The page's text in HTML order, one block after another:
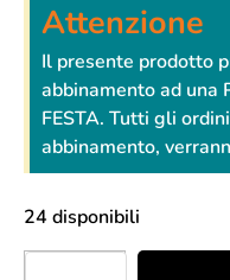
Attenzione
Il presente prodotto
abbinamento ad una
FESTA. Tutti gli
abbinamento,
24 disponibili